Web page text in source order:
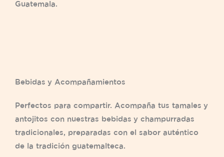
Guatemala.
Bebidas y Acompañamientos
Perfectos para compartir. Acompaña tus tamales y
antojitos con nuestras bebidas y champurradas
tradicionales, preparadas con el sabor auténtico
de la tradición guatemalteca.